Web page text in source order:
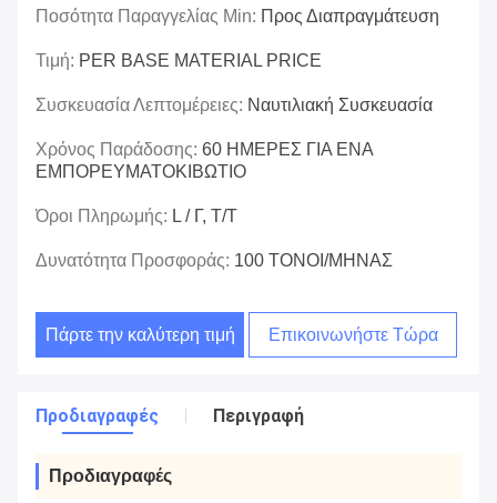
Ποσότητα Παραγγελίας Min: Προς Διαπραγμάτευση
Τιμή: PER BASE MATERIAL PRICE
Συσκευασία Λεπτομέρειες: Ναυτιλιακή Συσκευασία
Χρόνος Παράδοσης: 60 ΗΜΕΡΕΣ ΓΙΑ ΕΝΑ
ΕΜΠΟΡΕΥΜΑΤΟΚΙΒΩΤΙΟ
Όροι Πληρωμής: L / Γ, Τ/Τ
Δυνατότητα Προσφοράς: 100 ΤΟΝΟΙ/ΜΗΝΑΣ
Πάρτε την καλύτερη τιμή Επικοινωνήστε Τώρα
Προδιαγραφές Περιγραφή
Προδιαγραφές